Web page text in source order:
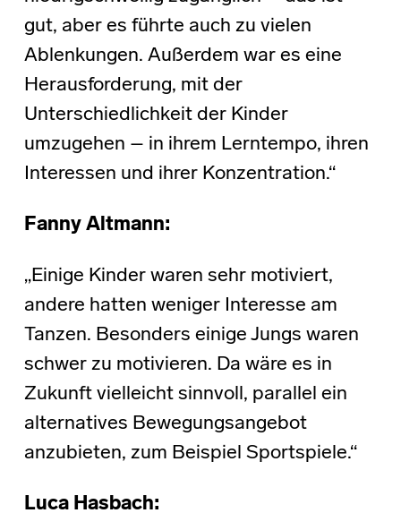
gut, aber es führte auch zu vielen
Ablenkungen. Außerdem war es eine
Herausforderung, mit der
Unterschiedlichkeit der Kinder
umzugehen – in ihrem Lerntempo, ihren
Interessen und ihrer Konzentration.“
Fanny Altmann:
„Einige Kinder waren sehr motiviert,
andere hatten weniger Interesse am
Tanzen. Besonders einige Jungs waren
schwer zu motivieren. Da wäre es in
Zukunft vielleicht sinnvoll, parallel ein
alternatives Bewegungsangebot
anzubieten, zum Beispiel Sportspiele.“
Luca Hasbach: